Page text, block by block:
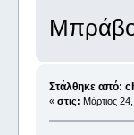
Στάλθηκε από:
« στις: Μάρτιος